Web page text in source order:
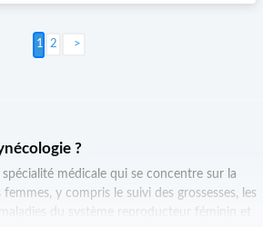
2 Suivant >
?
médicale qui se concentre sur la
y compris le suivi des grossesses, les